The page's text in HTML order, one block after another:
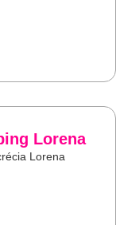
Lorena
Lorena